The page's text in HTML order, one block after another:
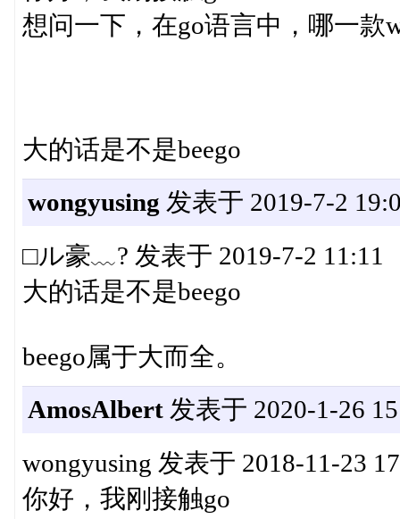
想问一下，在go语言中，哪一款
大的话是不是beego
wongyusing 发表于 2019-7-2
□ル豪﹏? 发表于 2019-7-2 11:11
大的话是不是beego
beego属于大而全。
AmosAlbert发表于 2020-1-26
wongyusing 发表于 2018-11-23
你好，我刚接触go